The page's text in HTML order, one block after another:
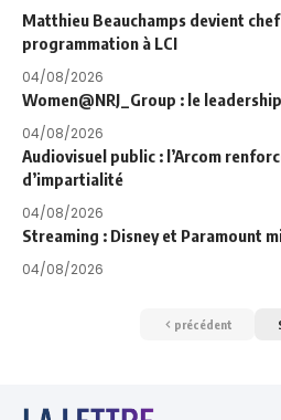
Matthieu Beauchamps devient
programmation à LCI
04/08/2026
Women@NRJ_Group : le
04/08/2026
Audiovisuel public : l’Arcom
d’impartialité
04/08/2026
Streaming : Disney et Paramount
04/08/2026
précédent